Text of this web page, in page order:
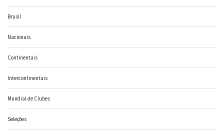
Brasil
Nacionais
Continentais
Intercontinentais
Mundial de Clubes
Seleções